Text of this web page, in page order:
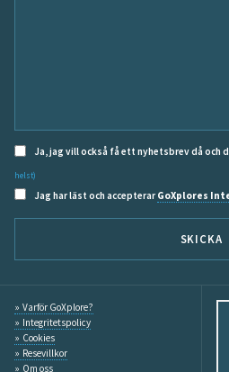
Ja, jag vill också få ett nyhetsbrev då och
helst)
Jag har läst och accepterar GoXplores
SKICKA
Varför GoXplore?
Integritetspolicy
Cookies
Resevillkor
Om oss